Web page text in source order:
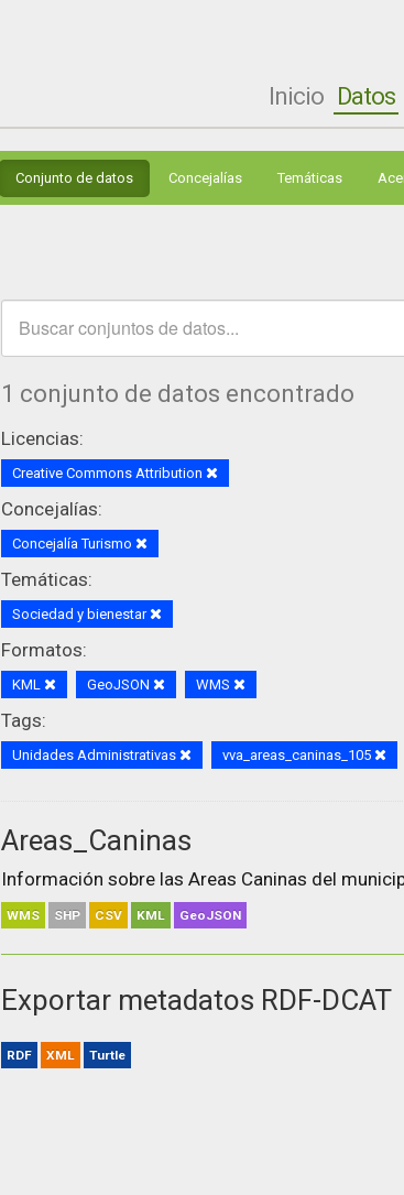
Inicio Datos
Conjunto de datos Concejalías Temáticas
1 conjunto de datos encontrado
Licencias:
Creative Commons Attribution
Concejalías:
Concejalía Turismo
Temáticas:
Sociedad y bienestar
Formatos:
KML GeoJSON WMS
Tags:
Unidades Administrativas vva_areas_caninas_105
Areas_Caninas
Información sobre las Areas Caninas del
WMS SHP CSV KML GeoJSON
Exportar metadatos RDF-DCAT
RDF XML Turtle